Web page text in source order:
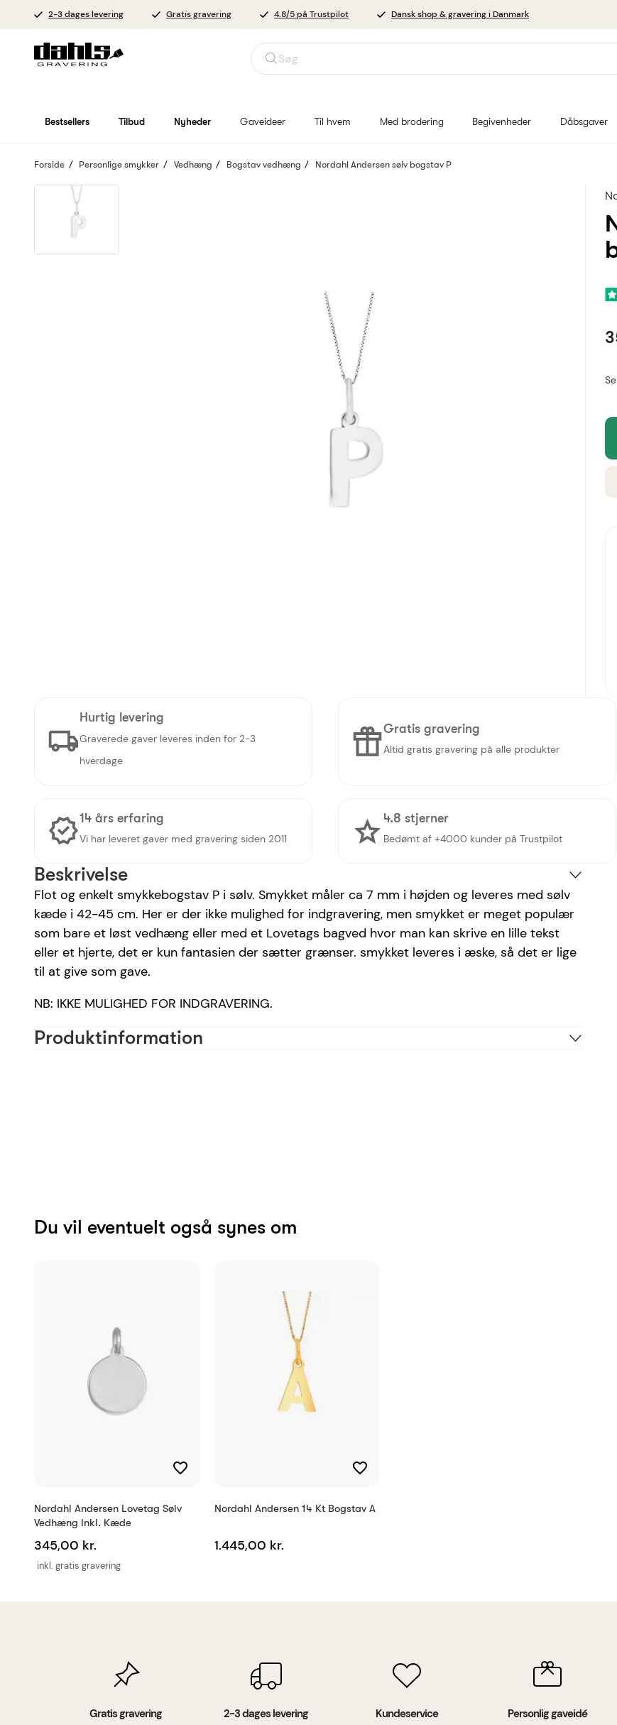
2-3 dages levering Gratis gravering 4.8/5 på Trustpilot Dansk shop & gravering i Danmark
Søg
Bestsellers Tilbud Nyheder Gaveideer Til hvem Med brodering Begivenheder Dåbsgaver
Forside Personlige smykker Vedhæng Bogstav vedhæng Nordahl Andersen sølv bogstav P
Hurtig levering
Graverede gaver leveres inden for 2-3
hverdage
Gratis gravering
Altid gratis gravering på alle produkter
14 års erfaring
Vi har leveret gaver med gravering siden 2011
4.8 stjerner
Bedømt af +4000 kunder på Trustpilot
Beskrivelse
Flot og enkelt smykkebogstav P i sølv. Smykket måler ca 7 mm i højden og leveres med sølv
kæde i 42-45 cm. Her er der ikke mulighed for indgravering, men smykket er meget populær
som bare et løst vedhæng eller med et Lovetags bagved hvor man kan skrive en lille tekst
eller et hjerte, det er kun fantasien der sætter grænser. smykket leveres i æske, så det er lige
til at give som gave.
NB: IKKE MULIGHED FOR INDGRAVERING.
Produktinformation
Du vil eventuelt også synes om
Nordahl Andersen Lovetag Sølv
Vedhæng Inkl. Kæde
inkl. gratis gravering
345,00 kr.
Nordahl Andersen 14 Kt Bogstav A
1.445,00 kr.
Gratis gravering 2-3 dages levering Kundeservice Personlig gaveidé